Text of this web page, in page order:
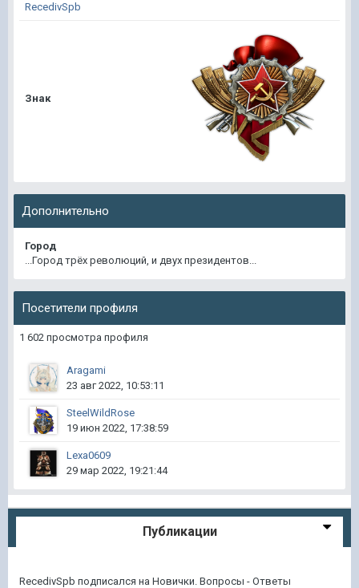
RecedivSpb
Знак
Дополнительно
Город
...Город трёх революций, и двух президентов...
Посетители профиля
1 602 просмотра профиля
Aragami
23 авг 2022, 10:53:11
SteelWildRose
19 июн 2022, 17:38:59
Lexa0609
29 мар 2022, 19:21:44
Публикации
RecedivSpb подписался на Новички. Вопросы - Ответы